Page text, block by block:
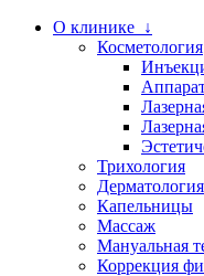
О клинике ↓
Косметология
Трихология
Дерматология
Капельницы
Массаж
Мануальная
Коррекция